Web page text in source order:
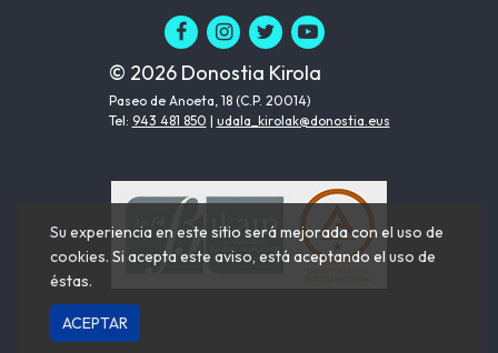
© 2026 Donostia Kirola
Paseo de Anoeta, 18 (C.P. 20014)
Tel: 943 481 850 | udala_kirolak@donostia.eus
Su experiencia en este sitio será mejorada con el uso de
cookies. Si acepta este aviso, está aceptando el uso de
éstas.
ACEPTAR